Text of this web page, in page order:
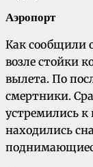
Аэропорт
Как сообщили
возле стойки
вылета. По
смертники.
устремились к
находились